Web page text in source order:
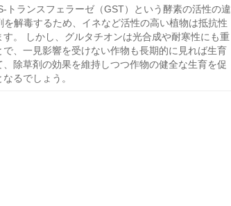
ランスフェラーゼ（GST）という酵素の活性の違
解毒するため、イネなど活性の高い植物は抵抗性
。 しかし、グルタチオンは光合成や耐寒性にも重
、一見影響を受けない作物も長期的に見れば生育
除草剤の効果を維持しつつ作物の健全な生育を促
るでしょう。